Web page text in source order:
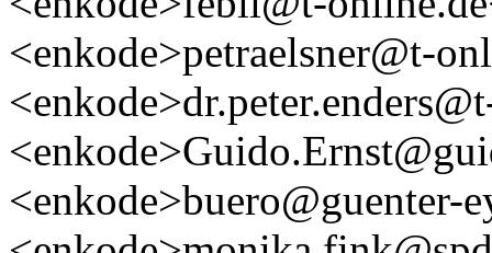
<enkode>petraelsner@t-
<enkode>buero@guenter-